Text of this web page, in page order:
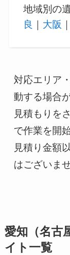
地域別の
良
大阪
対応エリア
動する場合
見積もりを
で作業を開
見積り金額
はございませ
愛知（名古
イト一覧